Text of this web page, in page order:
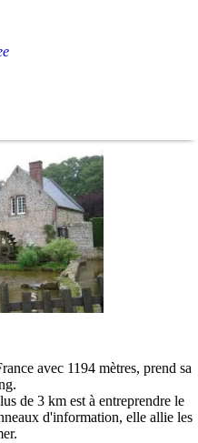
avec 1194 mètres, prend sa
de 3 km est à entreprendre le
d'information, elle allie les